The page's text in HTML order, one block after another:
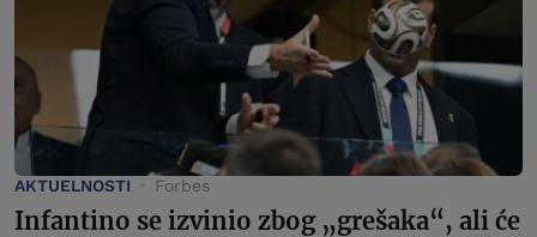
AKTUELNOSTI Forbes
Infantino se izvinio zbog „grešaka“, ali će